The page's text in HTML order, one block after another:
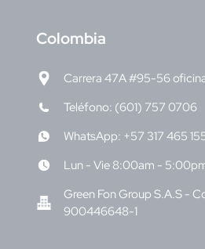
Colombia
Carrera 47A #95-56
Teléfono: (601) 757 0706
WhatsApp: +57 317 465
Lun - Vie 8:00am -
Green Fon Group S.A.S -
900446648-1